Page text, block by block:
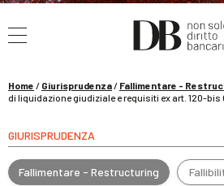
WEBINAR / 17
La governance
Home / Giurisprudenza/ Fallimentare -
di liquidazione giudiziale e requisiti ex art. 120-bis
GIURISPRUDENZA
Fallimentare - Restructuring